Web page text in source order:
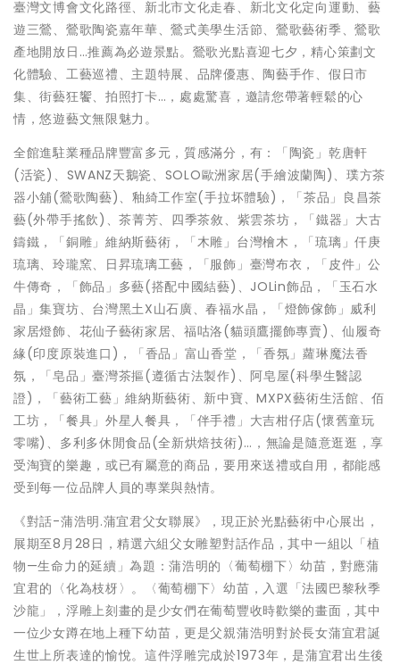
臺灣文博會文化路徑、新北市文化走春、新北文化定向運動、藝
遊三鶯、鶯歌陶瓷嘉年華、鶯式美學生活節、鶯歌藝術季、鶯歌
產地開放日…推薦為必遊景點。鶯歌光點喜迎七夕，精心策劃文
化體驗、工藝巡禮、主題特展、品牌優惠、陶藝手作、假日市
集、街藝狂饗、拍照打卡…，處處驚喜，邀請您帶著輕鬆的心
情，悠遊藝文無限魅力。
全館進駐業種品牌豐富多元，質感滿分，有：「陶瓷」乾唐軒
(活瓷)、SWANZ天鵝瓷、SOLO歐洲家居(手繪波蘭陶)、璞方茶
器小舖(鶯歌陶藝)、釉綺工作室(手拉坏體驗)，「茶品」良昌茶
藝(外帶手搖飲)、茶菁芳、四季茶敘、紫雲茶坊，「鐵器」大古
鑄鐵，「銅雕」維納斯藝術，「木雕」台灣檜木，「琉璃」仟庚
琉璃、玲瓏窯、日昇琉璃工藝，「服飾」臺灣布衣，「皮件」公
牛傳奇，「飾品」多藝(搭配中國結藝)、JOLin飾品，「玉石水
晶」集寶坊、台灣黑土X山石廣、春福水晶，「燈飾傢飾」威利
家居燈飾、花仙子藝術家居、福咕洛(貓頭鷹擺飾專賣)、仙履奇
緣(印度原裝進口)，「香品」富山香堂，「香氛」蘿琳魔法香
氛，「皂品」臺灣茶摳(遵循古法製作)、阿皂屋(科學生醫認
證)，「藝術工藝」維納斯藝術、新中寶、MXPX藝術生活館、佰
工坊，「餐具」外星人餐具，「伴手禮」大吉柑仔店(懷舊童玩
零嘴)、多利多休閒食品(全新烘焙技術)…，無論是隨意逛逛，享
受淘寶的樂趣，或已有屬意的商品，要用來送禮或自用，都能感
受到每一位品牌人員的專業與熱情。
《對話-蒲浩明.蒲宜君父女聯展》，現正於光點藝術中心展出，
展期至8月28日，精選六組父女雕塑對話作品，其中一組以「植
物—生命力的延續」為題：蒲浩明的〈葡萄棚下〉幼苗，對應蒲
宜君的〈化為枝枒〉。〈葡萄棚下〉幼苗，入選「法國巴黎秋季
沙龍」，浮雕上刻畫的是少女們在葡萄豐收時歡樂的畫面，其中
一位少女蹲在地上種下幼苗，更是父親蒲浩明對於長女蒲宜君誕
生世上所表達的愉悅。這件浮雕完成於1973年，是蒲宜君出生後